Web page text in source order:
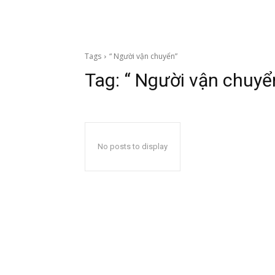
Tags “ Người vận chuyển”
Tag: “ Người vận
No posts to display